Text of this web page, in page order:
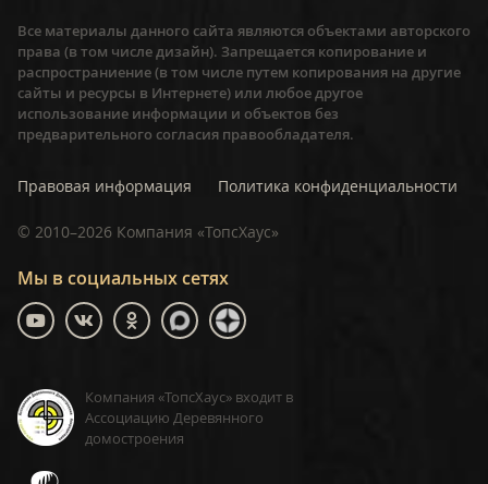
Мы в социальных сетях
Компания «ТопсХаус» входит в
Ассоциацию Деревянного
домостроения
Все материалы данного сайта являются объектами авторского
права (в том числе дизайн). Запрещается копирование и
распространиение (в том числе путем копирования на другие
сайты и ресурсы в Интернете) или любое другое
использование информации и объектов без
предварительного согласия правообладателя.
Правовая информация Политика конфиденциальности
© 2010–2026 Компания «ТопсХаус»